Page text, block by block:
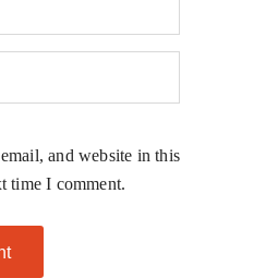
and website in this
time I comment.